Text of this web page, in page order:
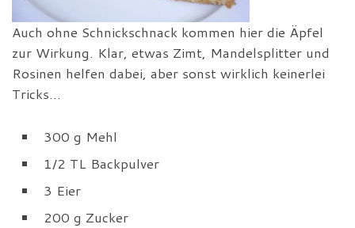
Auch ohne Schnickschnack kommen hier die Äpfel
zur Wirkung. Klar, etwas Zimt, Mandelsplitter und
Rosinen helfen dabei, aber sonst wirklich keinerlei
Tricks…
300 g Mehl
1/2 TL Backpulver
3 Eier
200 g Zucker